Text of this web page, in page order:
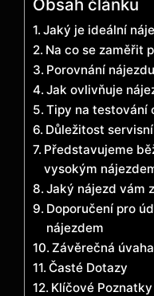
Obsah článku
Jaký je ideální
Na co se zaměřit
Porovnání
Jak ovlivňuje
Tipy na testování
Důležitost
Představujeme
vysokým
Jaký nájezd vám
Doporučení pro
nájezdem
Závěrečná
Časté Dotazy
Klíčové Poznatky